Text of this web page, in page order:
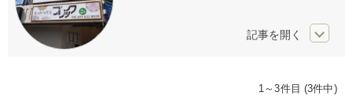
1～3件目 (3件中)